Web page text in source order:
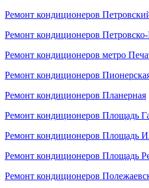
Ремонт кондиционеров
Ремонт кондиционеров Петровско-
Ремонт кондиционеров метро
Ремонт кондиционеров
Ремонт кондиционеров Планерная
Ремонт кондиционеров Площадь
Ремонт кондиционеров Площадь
Ремонт кондиционеров Площадь
Ремонт кондиционеров